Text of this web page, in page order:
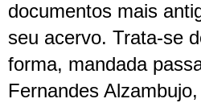
documentos mais
seu acervo. Trata-se
forma, mandada
Fernandes